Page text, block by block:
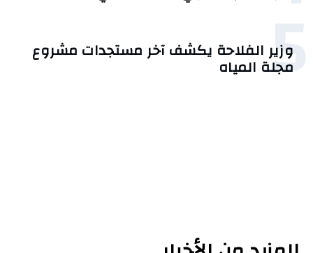
5
وزير الفلاحة يكشف آخر مستجدات مشروع
مجلة المياه